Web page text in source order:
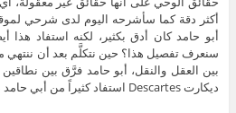
أكثر دقة كما سأشرحه اليوم لدى شرحي
أبو حامد كان أدق بكثير، لكنه استفاد هذا
سنعرف تفصيل هذا؟ حين نتكلَّم بعد أن
بين العقل والنقل، أبو حامد فرَّق بين
ديكارت Descartes استفاد كثيراً من أبي حامد دون أن يُشير!